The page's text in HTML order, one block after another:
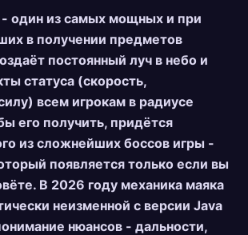
один из самых мощных и при
в получении предметов
постоянный луч в небо и
статуса (скорость,
всем игрокам в радиусе
его получить, придётся
из сложнейших боссов игры -
появляется только если вы
В 2026 году механика маяка
неизменной с версии Java
нюансов - дальности,